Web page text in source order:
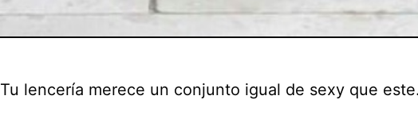
Tu lencería merece un conjunto igual de sexy que